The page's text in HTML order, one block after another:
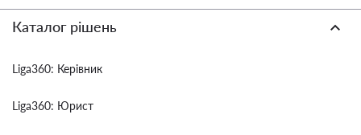
Каталог рішень
Liga360: Керівник
Liga360: Юрист